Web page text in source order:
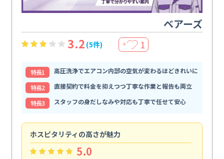
ベアーズ
3.2 (5件) ＋ 1
特⻑1
高圧洗浄でエアコン内部の空気が変わるほどきれいに
特⻑2
直接契約で料金を抑えつつ丁寧な作業と報告も両立
特⻑3
スタッフの身だしなみや対応も丁寧で任せて安心
ホスピタリティの高さが魅力
5.0